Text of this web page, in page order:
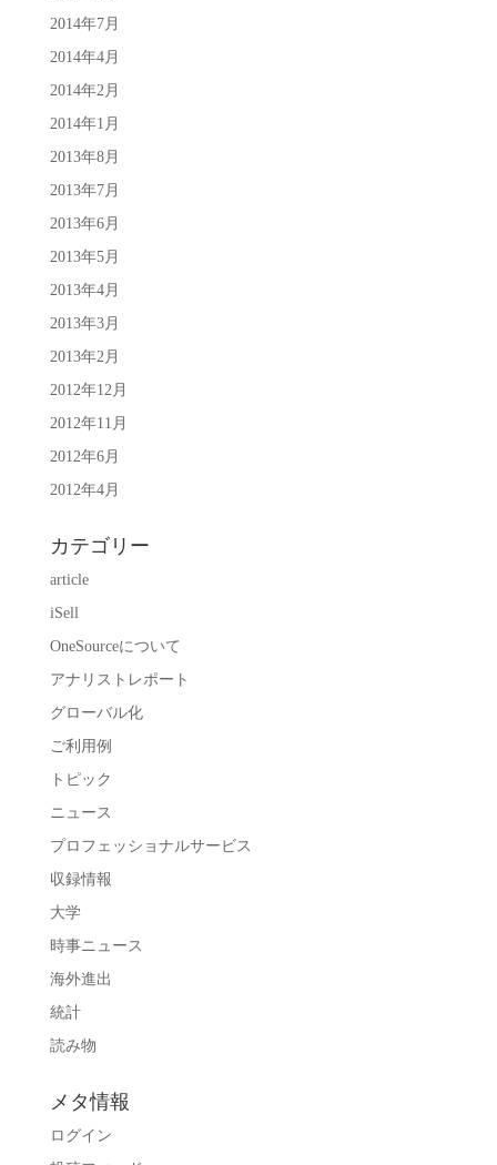
2014年7月
2014年4月
2014年2月
2014年1月
2013年8月
2013年7月
2013年6月
2013年5月
2013年4月
2013年3月
2013年2月
2012年12月
2012年11月
2012年6月
2012年4月
カテゴリー
article
iSell
OneSourceについて
アナリストレポート
グローバル化
ご利用例
トピック
ニュース
プロフェッショナルサービス
収録情報
大学
時事ニュース
海外進出
統計
読み物
メタ情報
ログイン